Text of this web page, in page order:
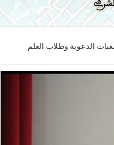
الدعوية وطلاب العلم